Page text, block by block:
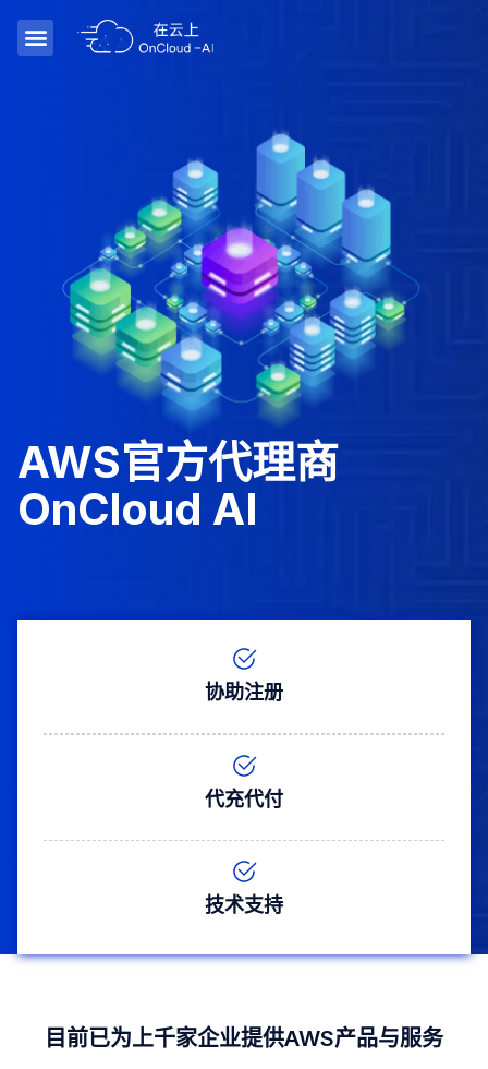
AWS官方代理商
OnCloud AI
协助注册
代充代付
技术支持
目前已为上千家企业提供AWS产品与服务